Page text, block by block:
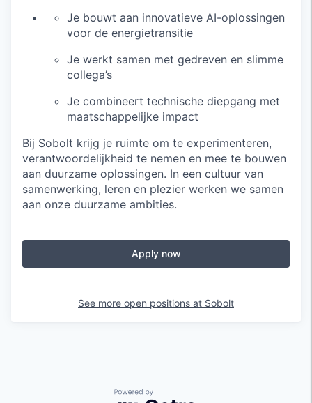
Je bouwt aan innovatieve AI-oplossingen
voor de energietransitie
Je werkt samen met gedreven en slimme
collega’s
Je combineert technische diepgang met
maatschappelijke impact
Bij Sobolt krijg je ruimte om te experimenteren,
verantwoordelijkheid te nemen en mee te bouwen
aan duurzame oplossingen. In een cultuur van
samenwerking, leren en plezier werken we samen
aan onze duurzame ambities.
Apply now
See more open positions at Sobolt
Powered by Getro.com